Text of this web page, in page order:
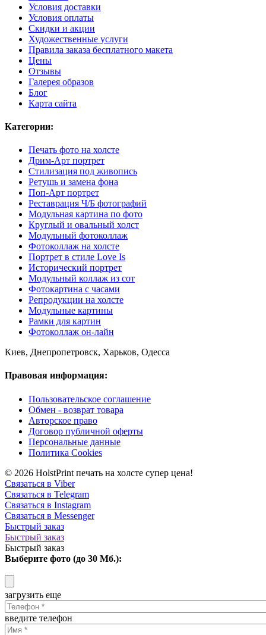
Условия доставки
Условия оплаты
Скидки и акции
Художественные услуги
Правила заказа бесплатного макета
Цены
Отзывы
Галерея образов
Блог
Карта сайта
Категории:
Печать фото на холсте
Дрим-Арт портрет
Стилизация под живопись
Ретушь и замена фона
Поп-Арт портрет
Реставрация Ч/Б фотографий
Модульная картина по фото
Круглый и овальный холст
Модульный фотоколлаж
Фотоколлаж на холсте
Портрет в стиле Love Is
Исторический портрет
Модульный коллаж из сот
Фотокартина с часами
Репродукции на холсте
Модульные картины
Рамки для картин
Фотоколлаж он-лайн
Киев, Днепропетровск, Харьков, Одесса
Правовая информация:
Пользовательское соглашение
Обмен - возврат товара
Авторское право
Договор публичной оферты
Персональные данные
Политика Cookies
© 2026 HolstPrint печать на холсте супер цена!
Связаться в Viber
Связаться в Telegram
Связаться в Instagram
Связаться в Messenger
Быстрый заказ
Быстрый заказ
Быстрый заказ
Выберите фото (до 30 Мб.):
загрузить еще
введите телефон